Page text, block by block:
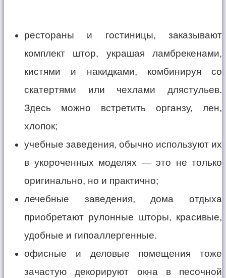
рестораны и гостиницы, заказывают
комплект штор, украшая ламбрекенами,
кистями и накидками, комбинируя со
скатертями или чехлами длястульев.
Здесь можно встретить органзу, лен,
хлопок;
учебные заведения, обычно используют их
в укороченных моделях — это не только
оригинально, но и практично;
лечебные заведения, дома отдыха
приобретают рулонные шторы, красивые,
удобные и гипоаллергенные.
офисные и деловые помещения тоже
зачастую декорируют окна в песочной